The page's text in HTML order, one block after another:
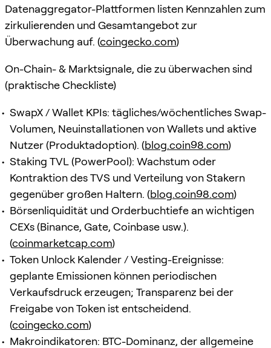
Datenaggregator-Plattformen listen Kennzahlen zum
zirkulierenden und Gesamtangebot zur
Überwachung auf. (coingecko.com)
On-Chain- & Marktsignale, die zu überwachen sind
(praktische Checkliste)
SwapX / Wallet KPIs: tägliches/wöchentliches Swap-
Volumen, Neuinstallationen von Wallets und aktive
Nutzer (Produktadoption). (blog.coin98.com)
Staking TVL (PowerPool): Wachstum oder
Kontraktion des TVS und Verteilung von Stakern
gegenüber großen Haltern. (blog.coin98.com)
Börsenliquidität und Orderbuchtiefe an wichtigen
CEXs (Binance, Gate, Coinbase usw.).
(coinmarketcap.com)
Token Unlock Kalender / Vesting-Ereignisse:
geplante Emissionen können periodischen
Verkaufsdruck erzeugen; Transparenz bei der
Freigabe von Token ist entscheidend.
(coingecko.com)
Makroindikatoren: BTC-Dominanz, der allgemeine